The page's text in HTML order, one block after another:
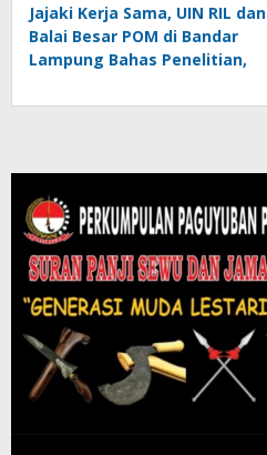
Jajaki Kerja Sama, UIN RIL dan
Balai Besar POM di Bandar
Lampung Bahas Penelitian,
Kewirausahaan Mahasiswa